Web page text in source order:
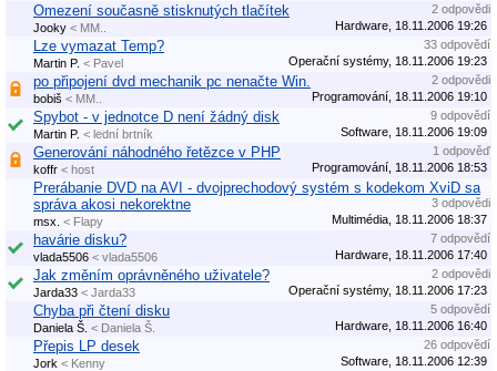
Omezení současně stisknutých tlačítek
2 odpovědi
Jooky < MM.. Hardware, 18.11.2006 19:26
Lze vymazat Temp?
33 odpovědí
Martin P. < Pavel Operační systémy, 18.11.2006 19:23
po připojení dvd mechanik pc nenačte Win.
2 odpovědi
bobiš < MM.. Programování, 18.11.2006 19:10
Spybot - v jednotce D není žádný disk
9 odpovědí
Martin P. < lední brtník Software, 18.11.2006 19:09
Generování náhodného řetězce v PHP
1 odpověď
koffr < host Programování, 18.11.2006 18:53
Prerábanie DVD na AVI - dvojprechodový systém s kodekom XviD sa
správa akosi nekorektne
3 odpovědi
msx. < Flapy Multimédia, 18.11.2006 18:37
havárie disku?
7 odpovědí
vlada5506 < vlada5506 Hardware, 18.11.2006 17:40
Jak změním oprávněného uživatele?
2 odpovědi
Jarda33 < Jarda33 Operační systémy, 18.11.2006 17:23
Chyba při čtení disku
5 odpovědí
Daniela Š. < Daniela Š. Hardware, 18.11.2006 16:40
Přepis LP desek
26 odpovědí
Jork < Kenny Software, 18.11.2006 12:39